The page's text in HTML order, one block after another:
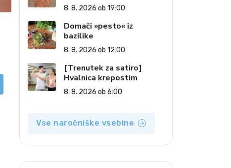
8. 8. 2026 ob 19:00
Domači »pesto« iz
bazilike
8. 8. 2026 ob 12:00
[Trenutek za satiro]
Hvalnica krepostim
8. 8. 2026 ob 6:00
Vse naročniške vsebine